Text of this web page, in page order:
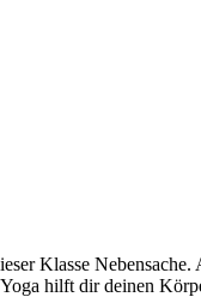
Klasse
hilft dir deinen